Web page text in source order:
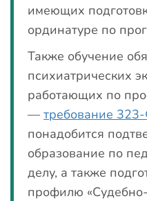
имеющих
ординатуре по
Также обучение
психиатрических
работающих по
— требование
понадобится
образование по
делу, а также
профилю